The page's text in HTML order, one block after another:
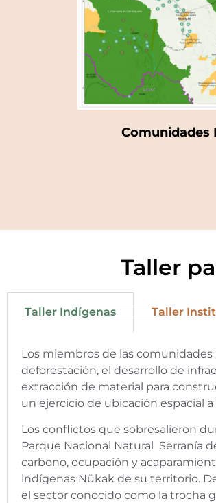
Comunidades
Taller
Taller Indígenas Taller
Los miembros de las comunidades
deforestación, el desarrollo de
extracción de material para
un ejercicio de ubicación espacial
Los conflictos que sobresalieron
Parque Nacional Natural Serranía
carbono, ocupación y
indígenas Nükak de su territorio.
el sector conocido como la trocha